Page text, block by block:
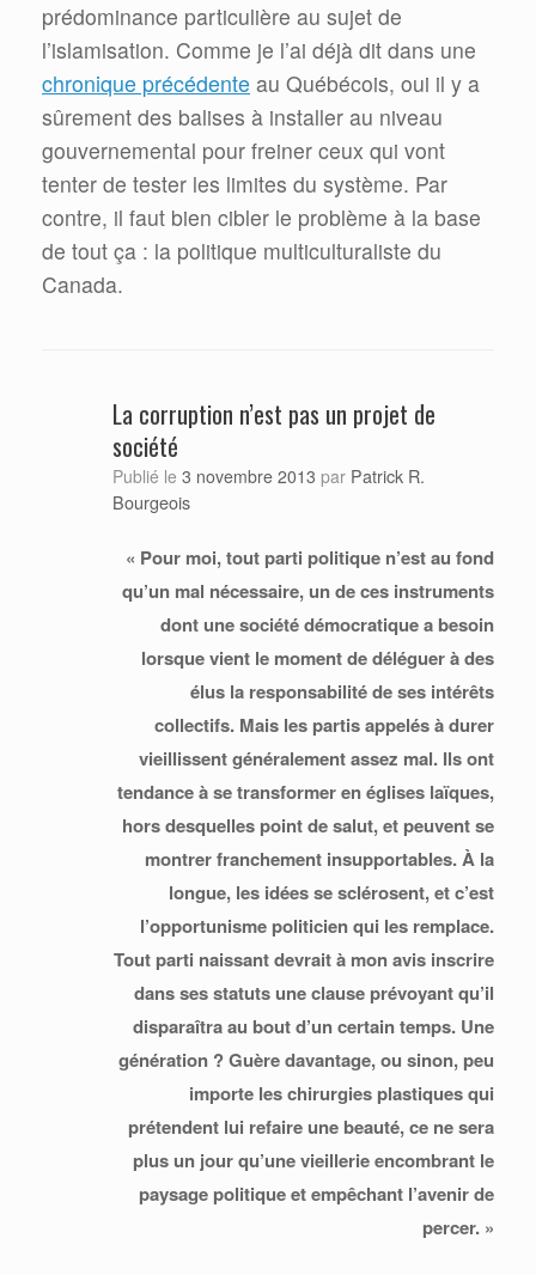
prédominance particulière au sujet de
l’islamisation. Comme je l’ai déjà dit dans une
chronique précédente au Québécois, oui il y a
sûrement des balises à installer au niveau
gouvernemental pour freiner ceux qui vont
tenter de tester les limites du système. Par
contre, il faut bien cibler le problème à la base
de tout ça : la politique multiculturaliste du
Canada.
La corruption n’est pas un projet de
société
Publié le 3 novembre 2013 par Patrick R.
Bourgeois
« Pour moi, tout parti politique n’est au fond
qu’un mal nécessaire, un de ces instruments
dont une société démocratique a besoin
lorsque vient le moment de déléguer à des
élus la responsabilité de ses intérêts
collectifs. Mais les partis appelés à durer
vieillissent généralement assez mal. Ils ont
tendance à se transformer en églises laïques,
hors desquelles point de salut, et peuvent se
montrer franchement insupportables. À la
longue, les idées se sclérosent, et c’est
l’opportunisme politicien qui les remplace.
Tout parti naissant devrait à mon avis inscrire
dans ses statuts une clause prévoyant qu’il
disparaîtra au bout d’un certain temps. Une
génération ? Guère davantage, ou sinon, peu
importe les chirurgies plastiques qui
prétendent lui refaire une beauté, ce ne sera
plus un jour qu’une vieillerie encombrant le
paysage politique et empêchant l’avenir de
percer. »